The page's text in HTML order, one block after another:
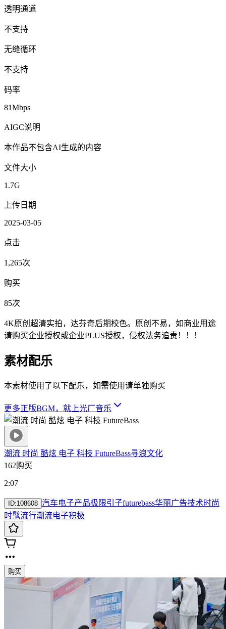
透明通道
不支持
无缝循环
不支持
码率
81Mbps
AIGC说明
本作品不包含AI生成的内容
文件大小
1.7G
上传日期
2025-03-05
点击
1,265次
购买
85次
4K原创超清实拍，达芬奇后期校色。原创不易，如商业用途
请购买企业授权或企业PLUS授权，侵权法务追责！！！
素材配乐
本素材使用了以下配乐，如需使用请单独购买
更多正版BGM，就上光厂音乐
潮流 时尚 酷炫 电子 科技 FutureBass寻浪文化
162购买
2:07
ID:108608 汽车电子产品极限引子futurebass华丽广告技术时尚
时髦流行潮流电子积极
购买